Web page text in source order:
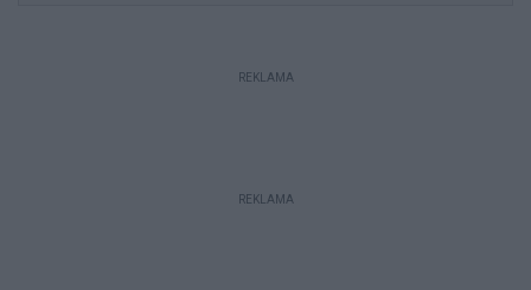
REKLAMA
REKLAMA